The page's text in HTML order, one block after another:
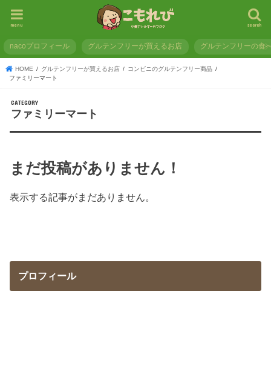
search
menu
nacoプロフィール グルテンフリーが買えるお店 グルテンフリーの食
HOME グルテンフリーが買えるお店
コンビニのグルテンフリー商品
ファミリーマート
ファミリーマート
まだ投稿がありません！
表示する記事がまだありません。
プロフィール